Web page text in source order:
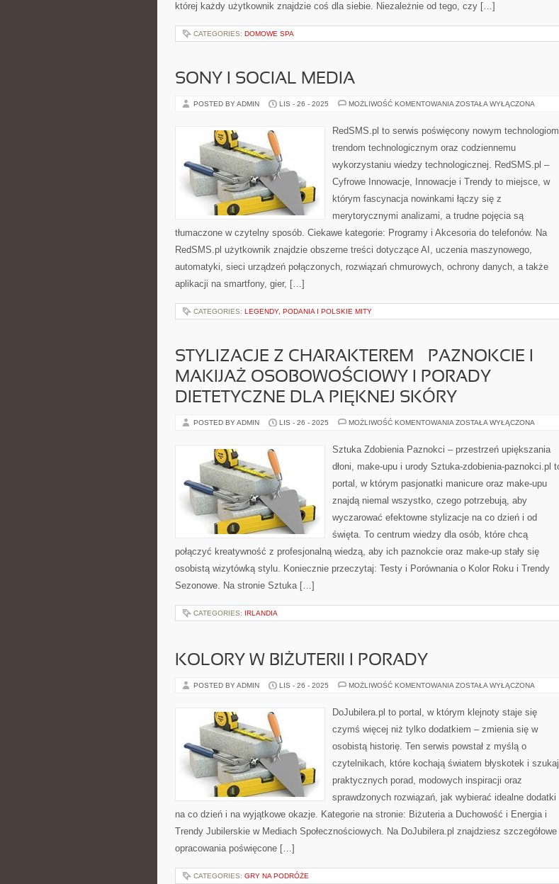
której każdy użytkownik znajdzie coś dla siebie. Niezależnie od tego, czy […]
CATEGORIES: DOMOWE SPA
SONY I SOCIAL MEDIA
POSTED BY ADMIN LIS - 26 - 2025 MOŻLIWOŚĆ KOMENTOWANIA SONY
ZOSTAŁA WYŁĄCZONA
RedSMS.pl to serwis poświęcony nowym
trendom technologicznym oraz codziennemu
wykorzystaniu wiedzy technologicznej. RedSMS.pl –
Cyfrowe Innowacje, Innowacje i Trendy to miejsce, w
którym fascynacja nowinkami łączy się z
merytorycznymi analizami, a trudne pojęcia są
tłumaczone w czytelny sposób. Ciekawe kategorie: Programy i Akcesoria do telefonów. Na
RedSMS.pl użytkownik znajdzie obszerne treści dotyczące AI, uczenia maszynowego,
automatyki, sieci urządzeń połączonych, rozwiązań chmurowych, ochrony danych, a także
aplikacji na smartfony, gier, […]
CATEGORIES: LEGENDY, PODANIA I POLSKIE MITY
STYLIZACJE Z CHARAKTEREM – PAZNOKCIE I
MAKIJAŻ OSOBOWOŚCIOWY I PORADY
DIETETYCZNE DLA PIĘKNEJ SKÓRY
POSTED BY ADMIN LIS - 26 - 2025 MOŻLIWOŚĆ KOMENTOWANIA STYLIZACJE
PAZNOKCIE
MAKIJAŻ
I
DIETETYCZNE
DLA
PIĘKNEJ
SKÓRY
ZOSTAŁA WYŁĄCZONA
Sztuka Zdobienia Paznokci – przestrzeń upiększania
dłoni, make-upu i urody Sztuka-zdobienia-paznokci.pl
portal, w którym pasjonatki manicure oraz make-upu
znajdą niemal wszystko, czego potrzebują, aby
wyczarować efektowne stylizacje na co dzień i od
święta. To centrum wiedzy dla osób, które chcą
połączyć kreatywność z profesjonalną wiedzą, aby ich paznokcie oraz make-up stały się
osobistą wizytówką stylu. Koniecznie przeczytaj: Testy i Porównania o Kolor Roku i Trendy
Sezonowe. Na stronie Sztuka […]
CATEGORIES: IRLANDIA
KOLORY W BIŻUTERII I PORADY
POSTED BY ADMIN LIS - 26 - 2025 MOŻLIWOŚĆ KOMENTOWANIA KOLORY
PORADY
ZOSTAŁA WYŁĄCZONA
DoJubilera.pl to portal, w którym klejnoty staje się
czymś więcej niż tylko dodatkiem – zmienia się w
osobistą historię. Ten serwis powstał z myślą o
czytelnikach, które kochają światem błyskotek i
praktycznych porad, modowych inspiracji oraz
sprawdzonych rozwiązań, jak wybierać idealne dodatki
na co dzień i na wyjątkowe okazje. Kategorie na stronie: Biżuteria a Duchowość i Energia i
Trendy Jubilerskie w Mediach Społecznościowych. Na DoJubilera.pl znajdziesz szczegółowe
opracowania poświęcone […]
CATEGORIES: GRY NA PODRÓŻE